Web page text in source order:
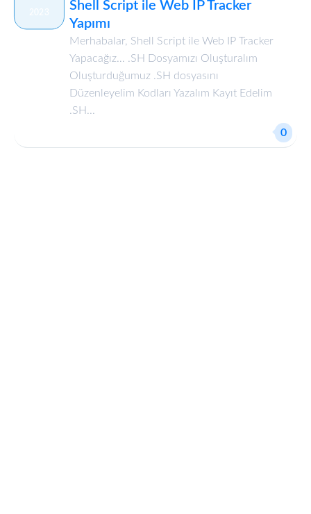
Shell Script ile Web IP Tracker
Yapımı
Merhabalar, Shell Script ile Web IP Tracker
Yapacağız… .SH Dosyamızı Oluşturalım
Oluşturduğumuz .SH dosyasını
Düzenleyelim Kodları Yazalım Kayıt Edelim
.SH...
0